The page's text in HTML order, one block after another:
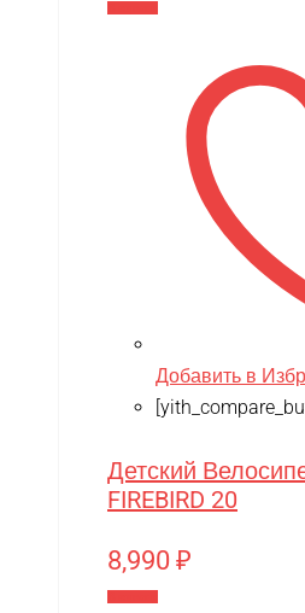
Добавить в
Детский
FIREBIRD 20
8,990 ₽